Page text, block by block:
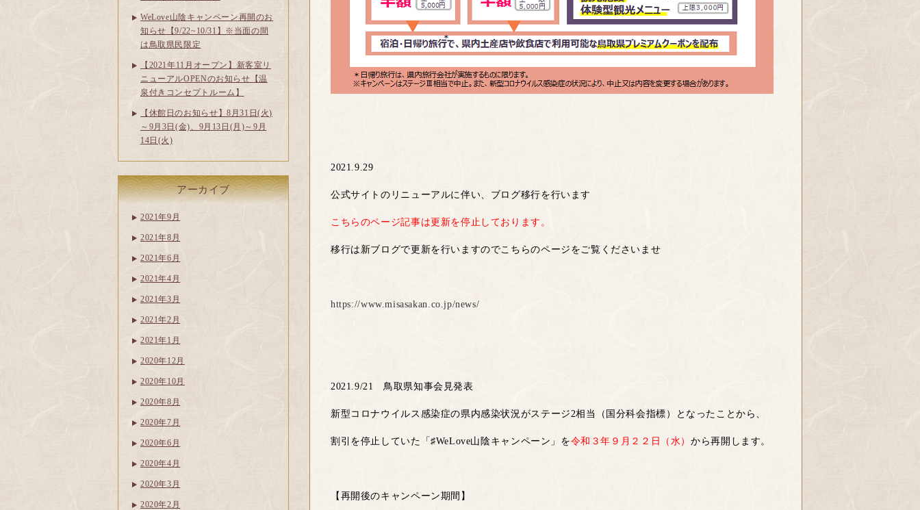
2021.9.29
公式サイトのリニューアルに伴い、ブログ移行を行います
こちらのページ記事は更新を停止しております。
移行は新ブログで更新を行いますのでこちらのページをご覧くださいませ
https://www.misasakan.co.jp/news/
2021.9/21 鳥取県知事会見発表
新型コロナウイルス感染症の県内感染状況がステージ2相当（国分科会指標）となったことから、
割引を停止していた「♯WeLove山陰キャンペーン」を令和３年９月２２日（水）から再開します。
【再開後のキャンペーン期間】
WeLove山陰キャンペーン再開のお
知らせ【9/22~10/31】※当面の間
は鳥取県民限定
【2021年11月オープン】新客室リ
ニューアルOPENのお知らせ【温
泉付きコンセプトルーム】
【休館日のお知らせ】8月31日(火)
～9月3日(金)、9月13日(月)～9月
14日(火)
アーカイブ
2021年9月
2021年8月
2021年6月
2021年4月
2021年3月
2021年2月
2021年1月
2020年12月
2020年10月
2020年8月
2020年7月
2020年6月
2020年4月
2020年3月
2020年2月